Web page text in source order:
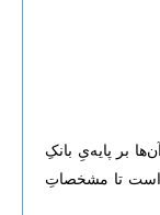
بر پایه‌یِ بانکِ
است تا مشخصاتِ